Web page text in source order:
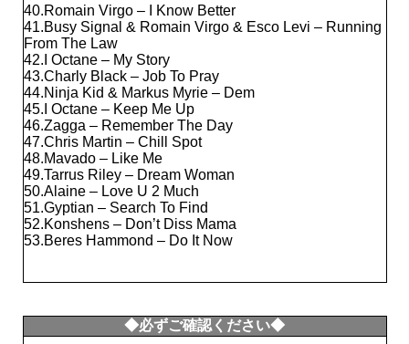
40.Romain Virgo – I Know Better
41.Busy Signal & Romain Virgo & Esco Levi – Running
From The Law
42.I Octane – My Story
43.Charly Black – Job To Pray
44.Ninja Kid & Markus Myrie – Dem
45.I Octane – Keep Me Up
46.Zagga – Remember The Day
47.Chris Martin – Chill Spot
48.Mavado – Like Me
49.Tarrus Riley – Dream Woman
50.Alaine – Love U 2 Much
51.Gyptian – Search To Find
52.Konshens – Don’t Diss Mama
53.Beres Hammond – Do It Now
◆必ずご確認ください◆